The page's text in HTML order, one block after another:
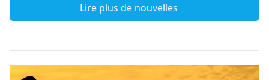
Lire plus de nouvelles